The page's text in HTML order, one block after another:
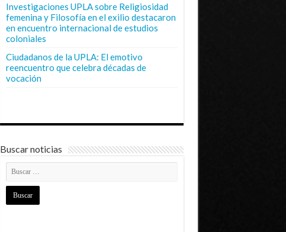
Investigaciones UPLA sobre Religiosidad
femenina y Filosofía en el exilio destacaron
en encuentro internacional de estudios
coloniales
Ciudadanos de la UPLA: El emotivo
reencuentro que celebra décadas de
vocación
Buscar noticias